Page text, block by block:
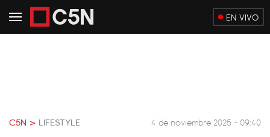
EN VIVO
C5N > LIFESTYLE 4 de noviembre 2025 - 09:40